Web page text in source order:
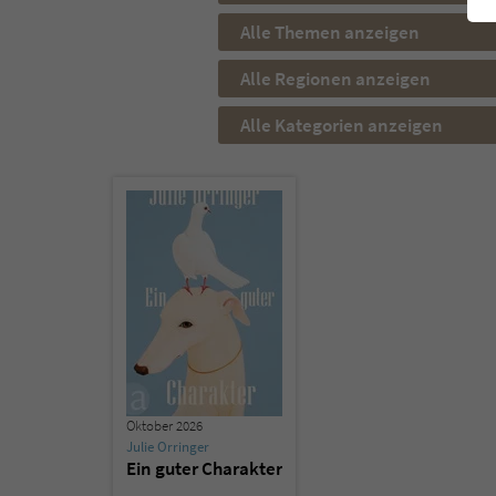
Alle Themen anzeigen
Alle Regionen anzeigen
Alle Kategorien anzeigen
Oktober 2026
Julie Orringer
Ein guter Charakter